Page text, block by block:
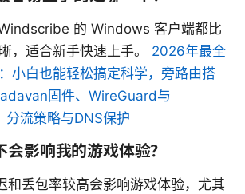
的 Windows 客户端都比
，适合新手快速上手。 2026年最全
小白也能轻松搞定科学，旁路由搭
固件、WireGuard与
分流策略与DNS保护
影响我的游戏体验？
和丢包率较高会影响游戏体验，尤其